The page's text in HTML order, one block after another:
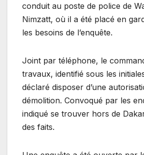
conduit au poste de police de
Nimzatt, où il a été placé en
les besoins de l’enquête.
Joint par téléphone, le
travaux, identifié sous les
déclaré disposer d’une
démolition. Convoqué par les
indiqué se trouver hors de
des faits.